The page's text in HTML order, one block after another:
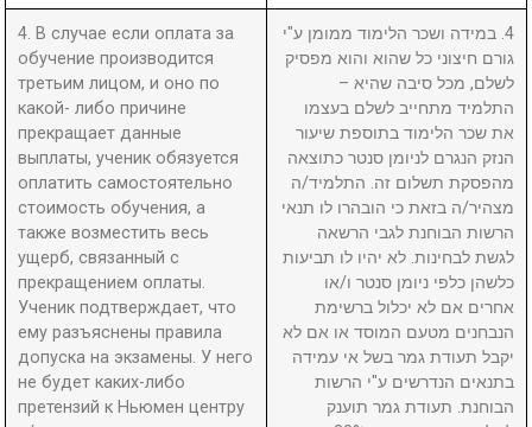
4. В случае если оплата за
обучение производится
третьим лицом, и оно по
какой- либо причине
прекращает данные
выплаты, ученик обязуется
оплатить самостоятельно
стоимость обучения, а
также возместить весь
ущерб, связанный с
прекращением оплаты.
Ученик подтверждает, что
ему разъяснены правила
допуска на экзамены. У него
не будет каких-либо
претензий к Ньюмен центру
4. במידה ושכר הלימוד ממומן ע"י
גורם חיצוני כל שהוא והוא מפסיק
לשלם, מכל סיבה שהיא –
התלמיד מתחייב לשלם בעצמו
את שכר הלימוד בתוספת שיעור
הנזק הנגרם לניומן סנטר כתוצאה
מהפסקת תשלום זה. התלמיד/ה
מצהיר/ה בזאת כי הובהרו לו תנאי
הרשות הבוחנת לגבי הרשאה
לגשת לבחינות. לא יהיו לו תביעות
כלשהן כלפי ניומן סנטר ו/או
אחרים אם לא יכלול ברשימת
הנבחנים מטעם המוסד או אם לא
יקבל תעודת גמר בשל אי עמידה
בתנאים הנדרשים ע"י הרשות
הבוחנת. תעודת גמר תוענק